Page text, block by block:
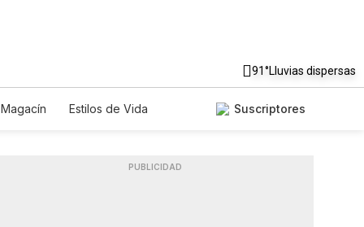
91°Lluvias dispersas
Magacín
Estilos de Vida
Suscriptores
PUBLICIDAD